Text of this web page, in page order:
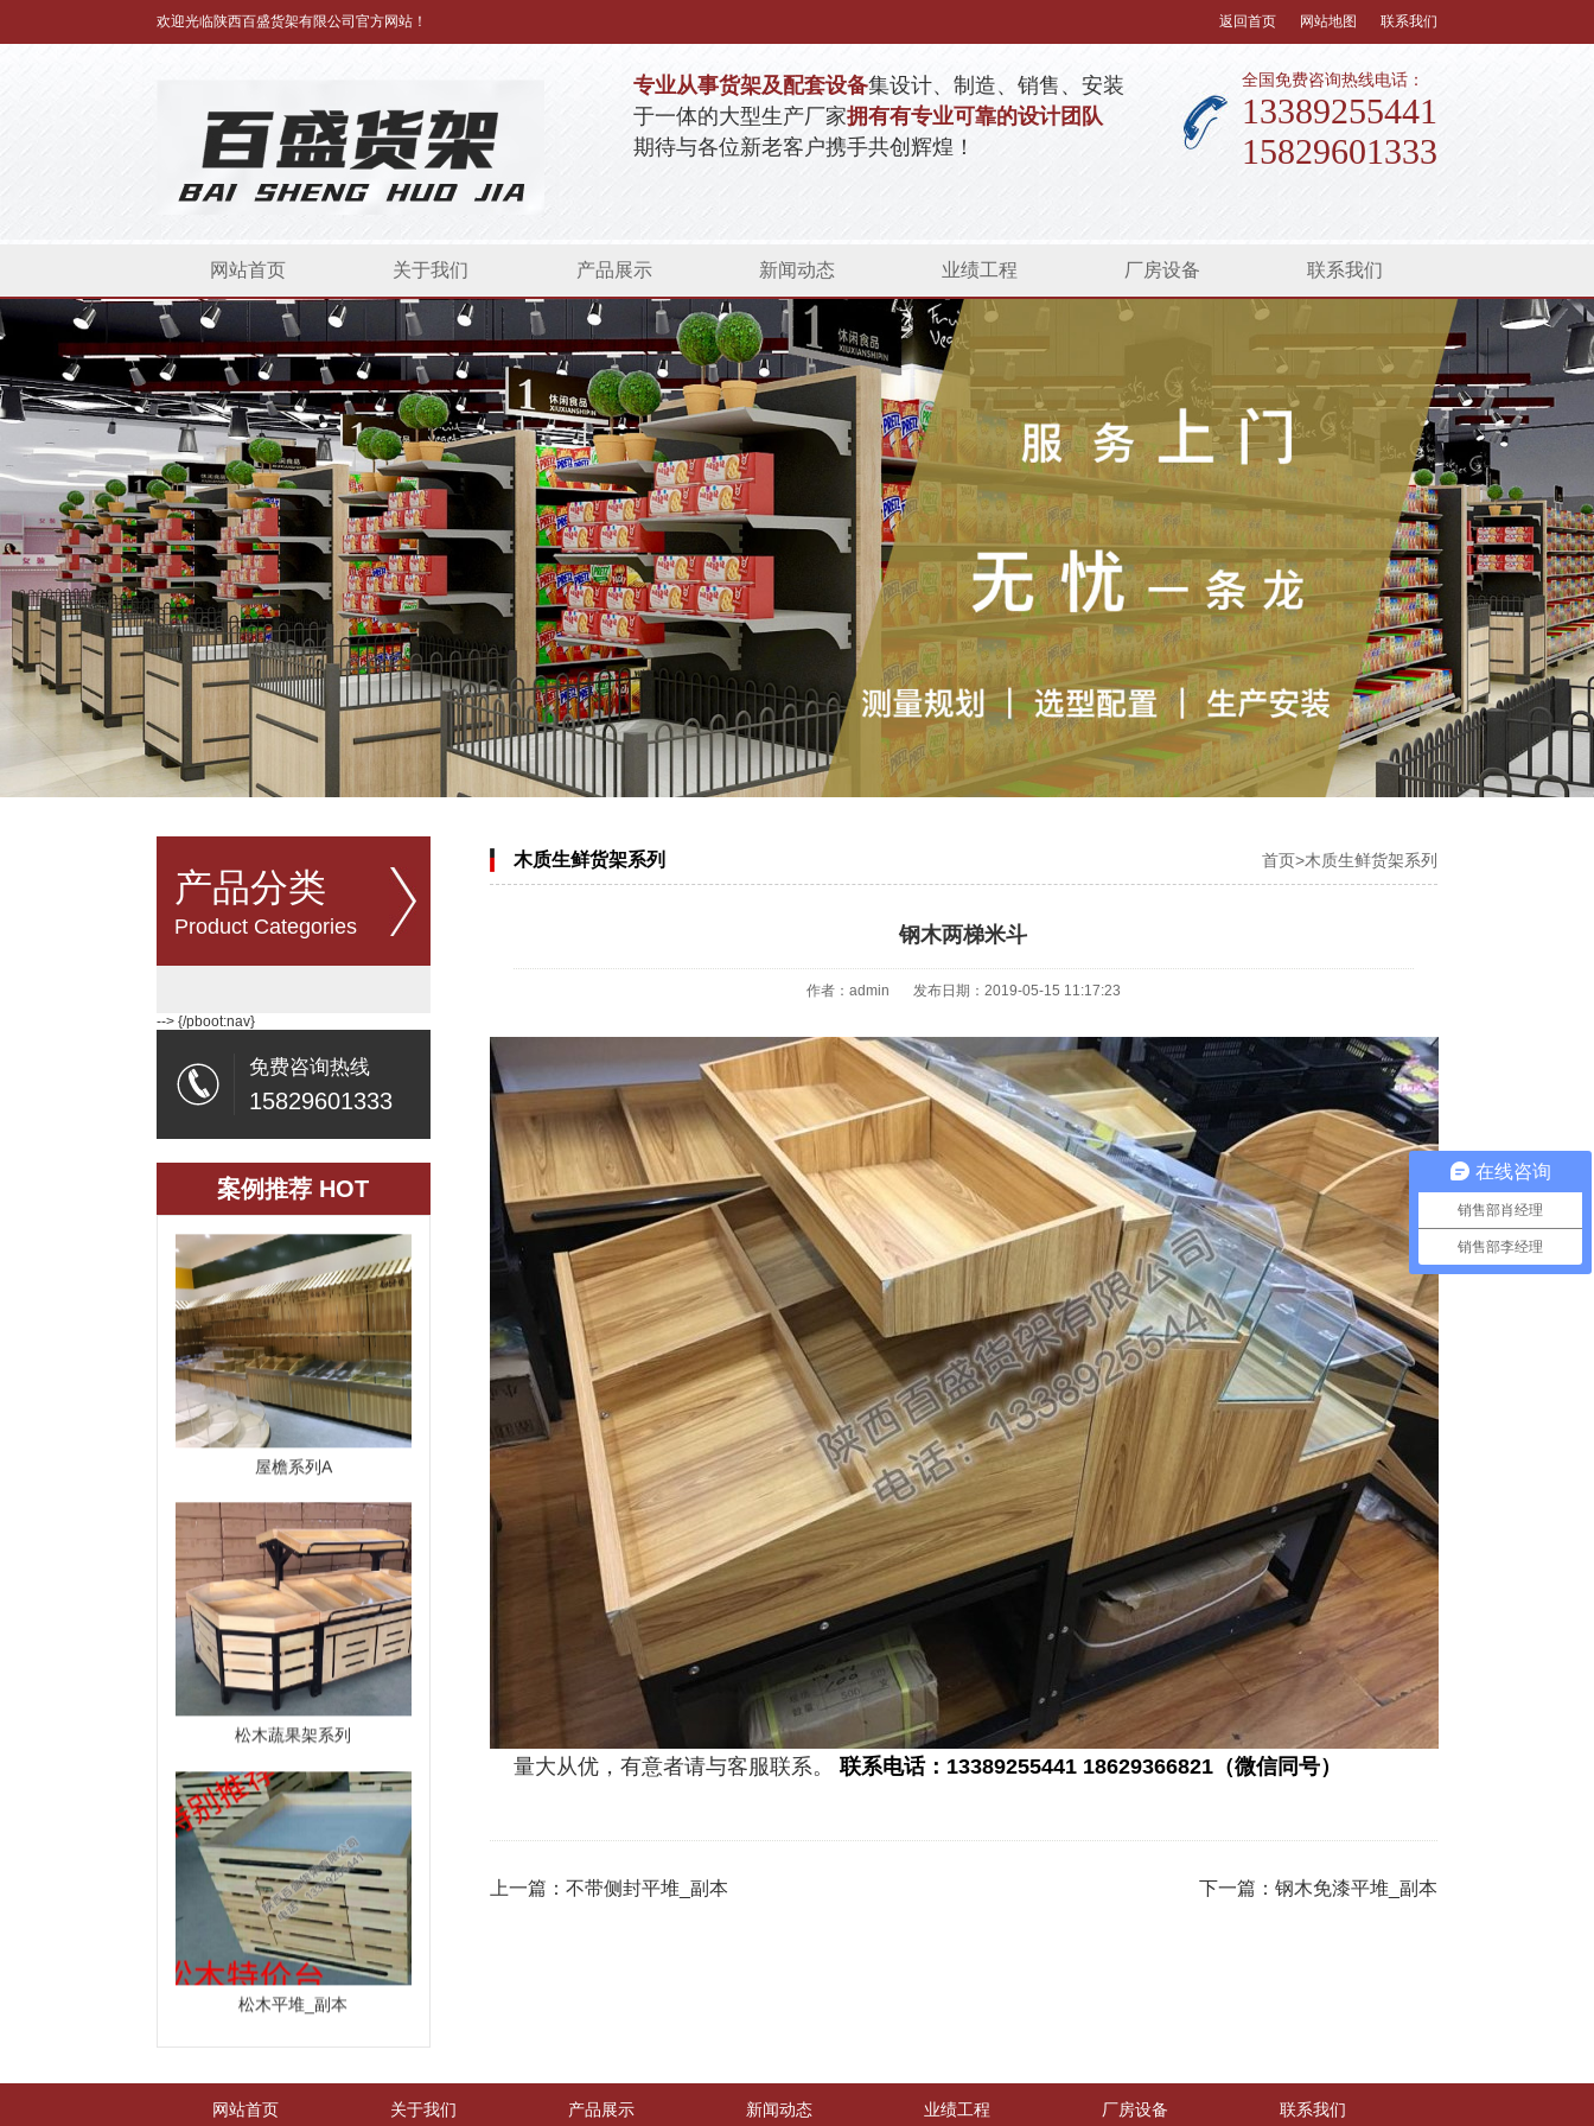
欢迎光临陕西百盛货架有限公司官方网站！ 返回首页 网站地图 联系我们
专业从事货架及配套设备集设计、制造、销售、安装
于一体的大型生产厂家拥有有专业可靠的设计团队
期待与各位新老客户携手共创辉煌！
全国免费咨询热线电话：
13389255441
15829601333
网站首页 关于我们 产品展示 新闻动态 业绩工程 厂房设备 联系我们
产品分类
Product Categories
--> {/pboot:nav}
免费咨询热线
15829601333
案例推荐 HOT
四柱钢制仿木纹烟酒收银台
高端黑30*70超市货架
永辉款蔬果系列
永辉款蔬果架系列
松木蔬果平堆系列
屋檐系列A
松木蔬果架系列
松木平堆_副本
木质生鲜货架系列 首页>木质生鲜货架系列
钢木两梯米斗
作者：admin 发布日期：2019-05-15 11:17:23
量大从优，有意者请与客服联系。 联系电话：13389255441 18629366821（微信同号）
上一篇： 不带侧封平堆_副本 下一篇： 钢木免漆平堆_副本
网站首页 关于我们 产品展示 新闻动态 业绩工程 厂房设备 联系我们
在线咨询
销售部肖经理
销售部李经理